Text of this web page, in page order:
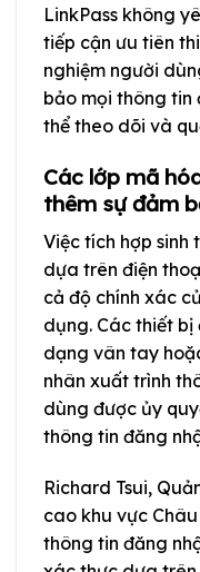
LinkPass không
tiếp cận ưu tiên
nghiệm người
bảo mọi thông tin
thể theo dõi và
Các lớp mã
thêm sự đảm
Việc tích hợp sinh
dựa trên điện
cả độ chính xác
dụng. Các thiết
dạng vân tay
nhân xuất trình
dùng được ủy
thông tin đăng
Richard Tsui,
cao khu vực
thông tin đăng